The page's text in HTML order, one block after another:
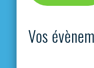
Vos